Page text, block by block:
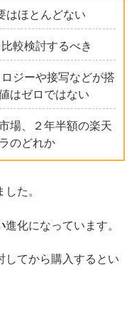
はほとんどない
較検討するべき
ジーや接写などが搭
はゼロではない
場、２年半額の楽天
のどれか
た。
進化になっています。
てから購入するとい